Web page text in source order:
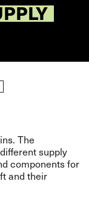
The
supply
components for
and their